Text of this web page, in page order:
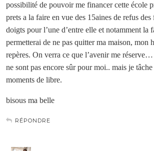
possibilité de pouvoir me financer cette école
prets a la faire en vue des 15aines de refus des
doigts pour l’une d’entre elle et notamment la
permetterai de ne pas quitter ma maison, mon
repères. On verra ce que l’avenir me
ne sont pas encore sûr pour moi.. mais je
moments de libre.
bisous ma belle
RÉPONDRE